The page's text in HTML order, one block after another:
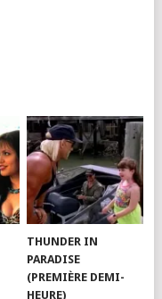
THUNDER IN
PARADISE
(PREMIÈRE DEMI-
HEURE)